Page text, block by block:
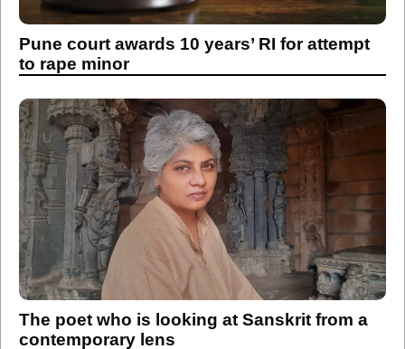
Pune court awards 10 years’ RI for attempt
to rape minor
The poet who is looking at Sanskrit from a
contemporary lens